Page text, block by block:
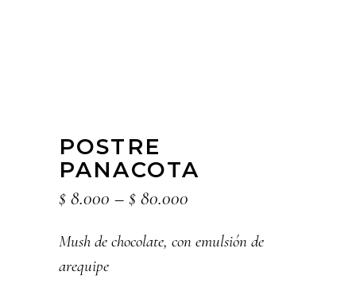
POSTRE
PANACOTA
$ 8.000 – $ 80.000
$ 8.000
Mush de chocolate, con emulsión de
arequipe